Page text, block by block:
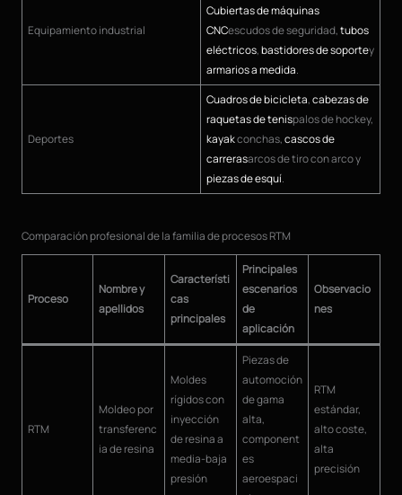
Equipamiento industrial
Cubiertas de máquinas
CNCescudos de seguridad,tubos
eléctricos,bastidores de soportey
armarios a medida.
Deportes
Cuadros de bicicleta,cabezas de
raquetas de tenispalos de hockey,
kayakconchas,cascos de
carrerasarcos de tiro con arco y
piezas de esquí.
Comparación profesional de la familia de procesos RTM
Proceso
Nombre y
apellidos
Característi
cas
principales
Principales
escenarios
de
aplicación
Observacio
nes
RTM
Moldeo por
transferenc
ia de resina
Moldes
rígidos con
inyección
de resina a
media-baja
presión
Piezas de
automoción
de gama
alta,
component
es
aeroespaci
RTM
estándar,
alto coste,
alta
precisión